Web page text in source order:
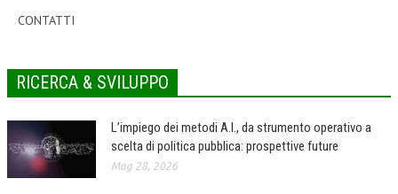
COMITATO EDITORIALE
PEER REVIEW
CODICE ETICO
CONTATTI
RICERCA & SVILUPPO
L’impiego dei metodi A.I., da strumento operativo a
scelta di politica pubblica: prospettive future
Mag 28, 2026